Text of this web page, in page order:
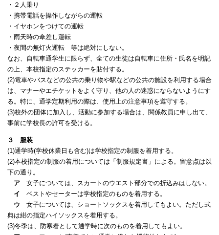
・２人乗り
・携帯電話を操作しながらの運転
・イヤホンをつけての運転
・雨天時の傘差し運転
・夜間の無灯火運転 等は絶対にしない。
なお、自転車通学生に限らず、全ての生徒は自転車に住所・氏名を明記
の上、本校指定のステッカーを貼付する。
(2)電車やバスなどの公共の乗り物や駅などの公共の施設を利用する場合
は、マナーやエチケットをよく守り、他の人の迷惑にならないようにす
る。特に、通学定期利用の際は、使用上の注意事項を遵守する。
(3)校外の団体に加入し、活動に参加する場合は、関係教員に申し出て、
事前に学校長の許可を受ける。
３ 服装
(1)通学時(学校休業日も含む)は学校指定の制服を着用する。
(2)本校指定の制服の着用については「制服規定書」による。留意点は以
下の通り。
ア 女子については、スカートのウエスト部分での折込みはしない。
イ ベストやセーターは学校指定のものを着用する。
ウ 女子については、ショートソックスを着用してもよい。ただし式
典は紺の指定ハイソックスを着用する。
(3)冬季は、防寒着として通学時に次のものを着用してもよい。